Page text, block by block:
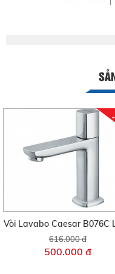
Vòi Lavabo Caesar B076C
616.000 đ
500.000 đ